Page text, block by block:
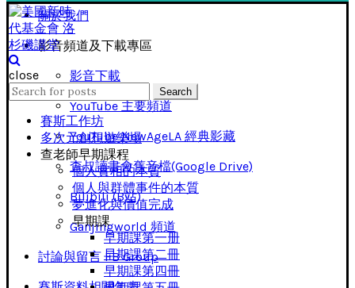
關於我們
影音頻道及下載專區
影音下載
YouTube 主要頻道
YouTube NewAgeLA 經典影藏
查叔讀書會舊音檔(Google Drive)
Bilibili (B站)
Ganjingworld 頻道
討論與留言 FB Group
close
Search
for:
Search
賽斯工作坊
多次元創想遊樂場
查老師早期課程
個人實相的本質
個人與群體事件的本質
夢進化與價值完成
早期課
早期課第一册
早期課第二冊
早期課第四冊